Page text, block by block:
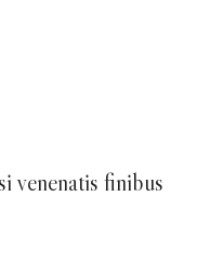
venenatis finibus